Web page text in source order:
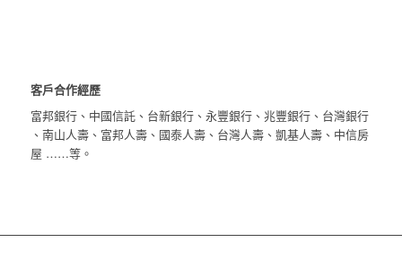
客戶合作經歷
富邦銀行、中國信託、台新銀行、永豐銀行、兆豐銀行、台灣銀行
、 南山人壽、富邦人壽、國泰人壽、台灣人壽、凱基人壽、中信房
屋 ……等。